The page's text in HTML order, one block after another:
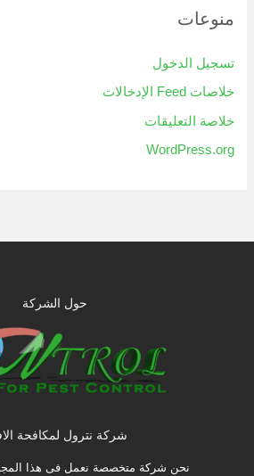
منوعات
تسجيل الدخول
خلاصات Feed الإدخالات
خلاصة التعليقات
WordPress.org
حول الشركة
شركة نترول لمكافحة
نحن شركة متخصصة نعمل فى هذا المجال